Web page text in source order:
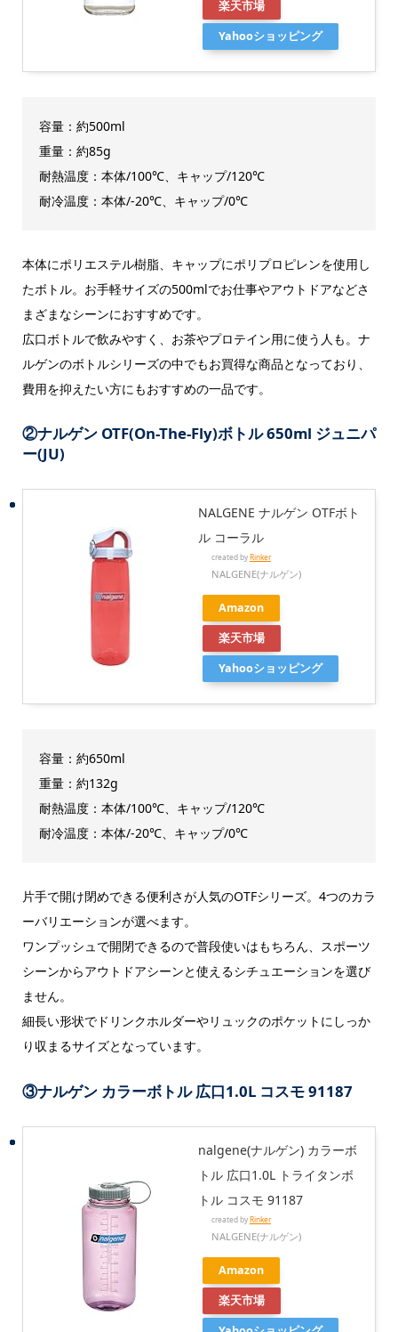
楽天市場
Yahooショッピング
容量：約500ml
重量：約85g
耐熱温度：本体/100℃、キャップ/120℃
耐冷温度：本体/-20℃、キャップ/0℃
本体にポリエステル樹脂、キャップにポリプロピレンを使用し
たボトル。お手軽サイズの500mlでお仕事やアウトドアなどさ
まざまなシーンにおすすめです。
広口ボトルで飲みやすく、お茶やプロテイン用に使う人も。ナ
ルゲンのボトルシリーズの中でもお買得な商品となっており、
費用を抑えたい方にもおすすめの一品です。
②ナルゲン OTF(On-The-Fly)ボトル 650ml ジュニパ
ー(JU)
NALGENE ナルゲン OTFボト
ル コーラル
created byRinker
NALGENE(ナルゲン)
Amazon
楽天市場
Yahooショッピング
容量：約650ml
重量：約132g
耐熱温度：本体/100℃、キャップ/120℃
耐冷温度：本体/-20℃、キャップ/0℃
片手で開け閉めできる便利さが人気のOTFシリーズ。4つのカラ
ーバリエーションが選べます。
ワンプッシュで開閉できるので普段使いはもちろん、スポーツ
シーンからアウトドアシーンと使えるシチュエーションを選び
ません。
細長い形状でドリンクホルダーやリュックのポケットにしっか
り収まるサイズとなっています。
③ナルゲン カラーボトル 広口1.0L コスモ 91187
nalgene(ナルゲン) カラーボ
トル 広口1.0L トライタンボ
トル コスモ 91187
created byRinker
NALGENE(ナルゲン)
Amazon
楽天市場